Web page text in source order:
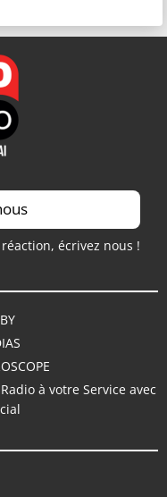
écrivez nous !
à votre Service avec